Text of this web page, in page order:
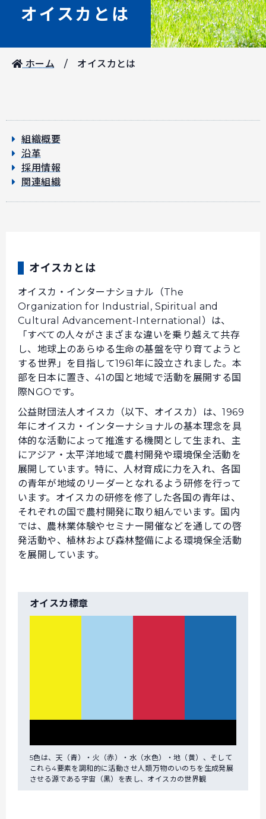
オイスカとは
ホーム オイスカとは
組織概要
沿革
採用情報
関連組織
オイスカとは
オイスカ・インターナショナル（The
Organization for Industrial, Spiritual and
Cultural Advancement-International）は、
「すべての人々がさまざまな違いを乗り越えて共存
し、地球上のあらゆる生命の基盤を守り育てようと
する世界」を目指して1961年に設立されました。本
部を日本に置き、41の国と地域で活動を展開する国
際NGOです。
公益財団法人オイスカ（以下、オイスカ）は、1969
年にオイスカ・インターナショナルの基本理念を具
体的な活動によって推進する機関として生まれ、主
にアジア・太平洋地域で農村開発や環境保全活動を
展開しています。特に、人材育成に力を入れ、各国
の青年が地域のリーダーとなれるよう研修を行って
います。オイスカの研修を修了した各国の青年は、
それぞれの国で農村開発に取り組んでいます。国内
では、農林業体験やセミナー開催などを通しての啓
発活動や、植林および森林整備による環境保全活動
を展開しています。
オイスカ標章
5色は、天（青）・火（赤）・水（水色）・地（黄）、そして
これら4要素を調和的に活動させ人類万物のいのちを生成発展
させる源である宇宙（黒）を表し、オイスカの世界観